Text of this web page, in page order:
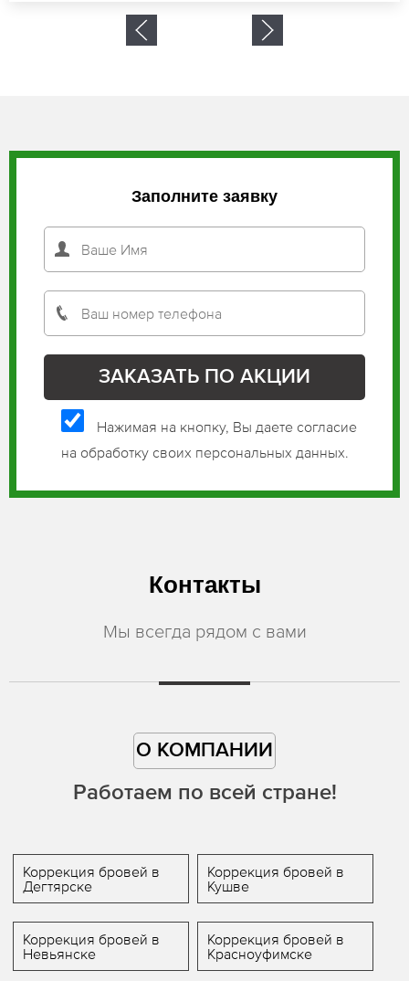
Заполните заявку
Нажимая на кнопку, Вы даете согласие
на обработку своих персональных данных.
Контакты
Мы всегда рядом с вами
О КОМПАНИИ
Работаем по всей стране!
Коррекция бровей в
Дегтярске
Коррекция бровей в
Кушве
Коррекция бровей в
Невьянске
Коррекция бровей в
Красноуфимске